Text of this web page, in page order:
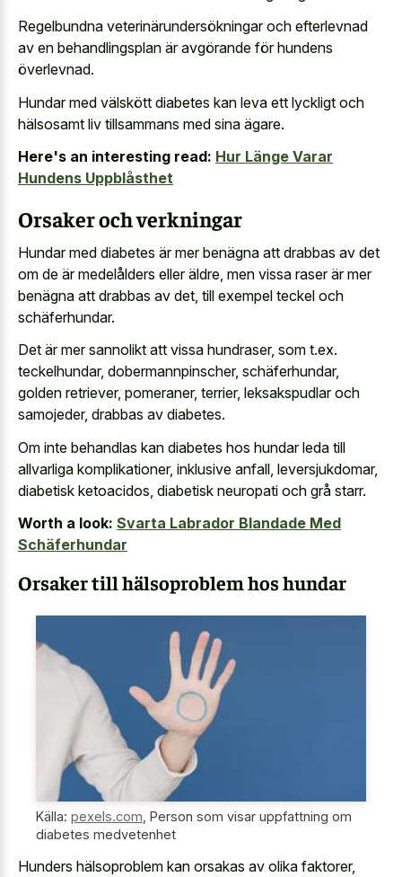
Regelbundna veterinärundersökningar och efterlevnad
av en behandlingsplan är avgörande för hundens
överlevnad.
Hundar med välskött diabetes kan leva ett lyckligt och
hälsosamt liv tillsammans med sina ägare.
Here's an interesting read: Hur Länge Varar
Hundens Uppblåsthet
Orsaker och verkningar
Hundar med diabetes är mer benägna att drabbas av det
om de är medelålders eller äldre, men vissa raser är mer
benägna att drabbas av det, till exempel teckel och
schäferhundar.
Det är mer sannolikt att vissa hundraser, som t.ex.
teckelhundar, dobermannpinscher, schäferhundar,
golden retriever, pomeraner, terrier, leksakspudlar och
samojeder, drabbas av diabetes.
Om inte behandlas kan diabetes hos hundar leda till
allvarliga komplikationer, inklusive anfall, leversjukdomar,
diabetisk ketoacidos, diabetisk neuropati och grå starr.
Worth a look: Svarta Labrador Blandade Med
Schäferhundar
Orsaker till hälsoproblem hos hundar
Källa: pexels.com Person som visar uppfattning om
diabetes medvetenhet
Hunders hälsoproblem kan orsakas av olika faktorer,